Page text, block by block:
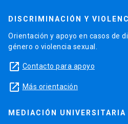
DISCRIMINACIÓN Y
Orientación y apoyo en casos de
género o violencia sexual.
launch Contacto para apoyo
launch Más orientación
MEDIACIÓN UNIVERSITARIA